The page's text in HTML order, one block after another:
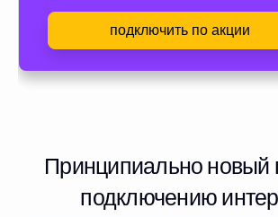
подключить по акции
Принципиально новый
подключению